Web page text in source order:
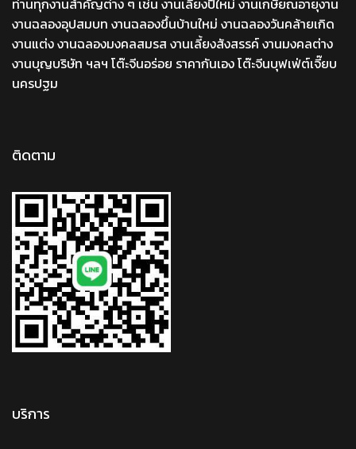
ท่านทุกงานสำคัญต่าง ๆ เช่น งานเลี้ยงปีใหม่ งานเกษียณอายุงาน
งานฉลองอุปสมบท งานฉลองขึ้นบ้านใหม่ งานฉลองวันคล้ายเกิด
งานแต่ง งานฉลองมงคลสมรส งานเลี้ยงสังสรรค์ งานมงคลต่าง
งานบุญบริษัท ฯลฯ โต๊ะจีนอร่อย ราคากันเอง โต๊ะจีนบุฟเฟ่ต์เจี๊ยบ
นครปฐม
ติดตาม
บริการ